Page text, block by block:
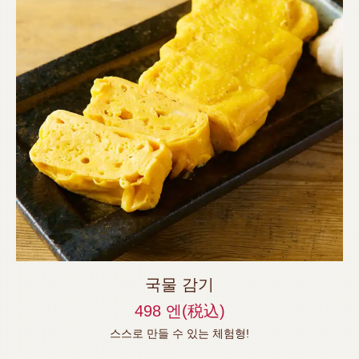
국물 감기
498 엔 (税込)
스스로 만들 수 있는 체험형!
この店舗情報をシェアする
요리 | 【個室完備】120品食べ飲み放題 サムギョプサル
愛知県豊橋市松葉町２－８－１リバティービル1階
https://shoumon.owst.jp/foods